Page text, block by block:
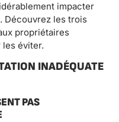
impacter
Découvrez les trois
propriétaires
éviter.
INADÉQUATE
PAS